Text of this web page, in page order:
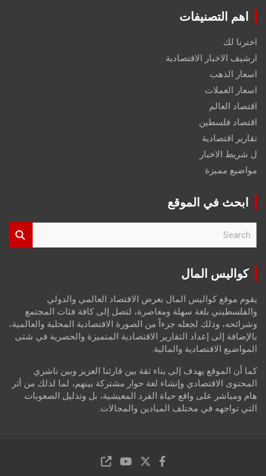
اهم التصنيفات
اخترنا لك
ارشيف الاخبار الاقتصادية
اسعار الذهب
اسعار العملات
اقتصاد العالم
اقتصاد فلسطين
تقارير اقتصادية
ل شريط الاخبار
مواضيع مميزة
ابحث في الموقع
r
كواليس المال
يقوم موقع كواليس المال بعرض الاقتصاد العالمي والدولي
والفلسطيني بلغة سهلة ومعاصرة، لتصل إلى كافة فئات المجتمع
وشرائحه، وذلك لجعله جزءاً من الصورة الاقتصادية المحلية والعالمية،
بالإضافة إلى إعداد التقارير الاقتصادية المتميزة والحصرية في شتى
المواضيع الاقتصادية والمالية.
كما أن الموقع يهدف إلى بناء ثقة بين قارئنا العزيز وبين ناشري
المحتوى الاقتصادي وإنشاء لغة حوار مشتركة بينهم، لما لذلك من أثر
هام ومباشر على واقع حياة الفرد المعيشية، بل وتذليل الصعوبات
التي تواجهه في مختلف الميادين والمجالات.